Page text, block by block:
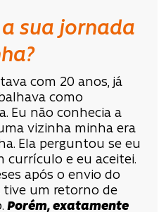
sua jornada
com 20 anos, já
como
Eu não conhecia a
vizinha minha era
Ela perguntou se eu
currículo e eu aceitei.
após o envio do
tive um retorno de
Porém, exatamente